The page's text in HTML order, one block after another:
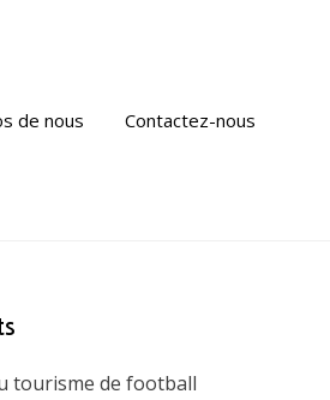
de nous Contactez-nous
tourisme de football